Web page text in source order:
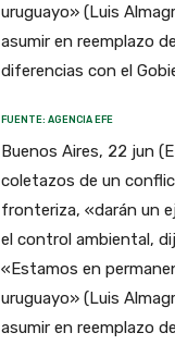
uruguayo» (Luis
asumir en reemplazo
diferencias con el
FUENTE: AGENCIA EFE
Buenos Aires, 22 jun
coletazos de un
fronteriza, «darán un
el control ambiental,
«Estamos en
uruguayo» (Luis
asumir en reemplazo